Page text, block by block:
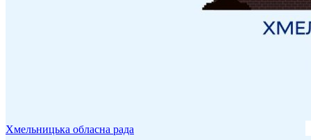
Хмельницька обласна рада